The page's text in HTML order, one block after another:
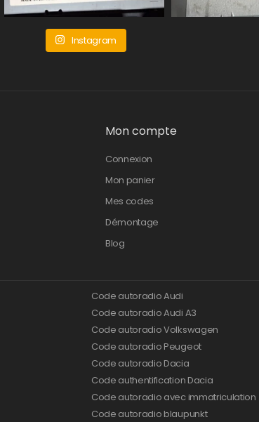
Instagram
Mon compte
Connexion
Mon panier
Mes codes
Démontage
Blog
Code autoradio Audi
Code autoradio Audi A3
Code autoradio Volkswagen
Code autoradio Peugeot
Code autoradio Dacia
Code authentification Dacia
Code autoradio avec immatriculation
Code autoradio blaupunkt